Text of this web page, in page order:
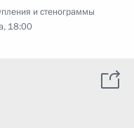
и стенограммы
18:00